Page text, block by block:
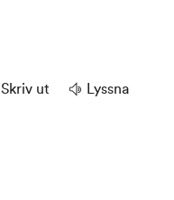
Skriv ut Lyssna